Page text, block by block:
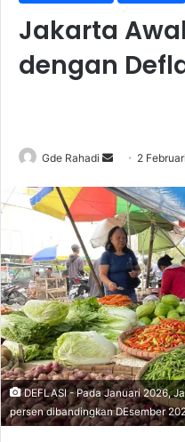
Jakarta
dengan
Gde Rahadi
n
d
a
e
m
a
i
l
2
DEFLASI - Pada Januari 2026,
persen dibandingkan DEsember